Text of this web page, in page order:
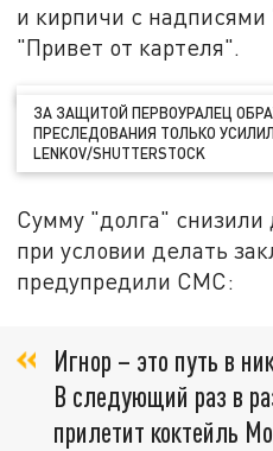
и кирпичи с
"Привет от картеля".
ЗА ЗАЩИТОЙ ПЕРВОУРАЛЕЦ
ПРЕСЛЕДОВАНИЯ ТОЛЬКО
LENKOV/SHUTTERSTOCK
Сумму "долга" снизили
при условии делать
предупредили СМС:
Игнор – это путь в
В следующий раз в
прилетит коктейль